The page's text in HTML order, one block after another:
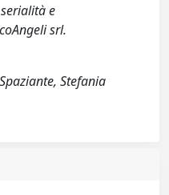
e
srl.
Stefania